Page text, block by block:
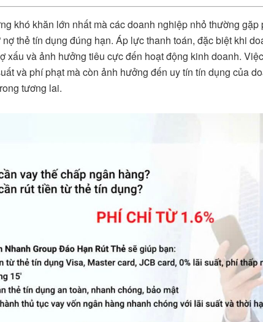
khó khăn lớn nhất mà các doanh nghiệp nhỏ thường
thẻ tín dụng đúng hạn. Áp lực thanh toán, đặc biệt khi
xấu và ảnh hưởng tiêu cực đến hoạt động kinh doanh.
và phí phạt mà còn ảnh hưởng đến uy tín tín dụng của
tương lai.